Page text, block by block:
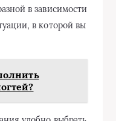
в зависимости
в которой вы